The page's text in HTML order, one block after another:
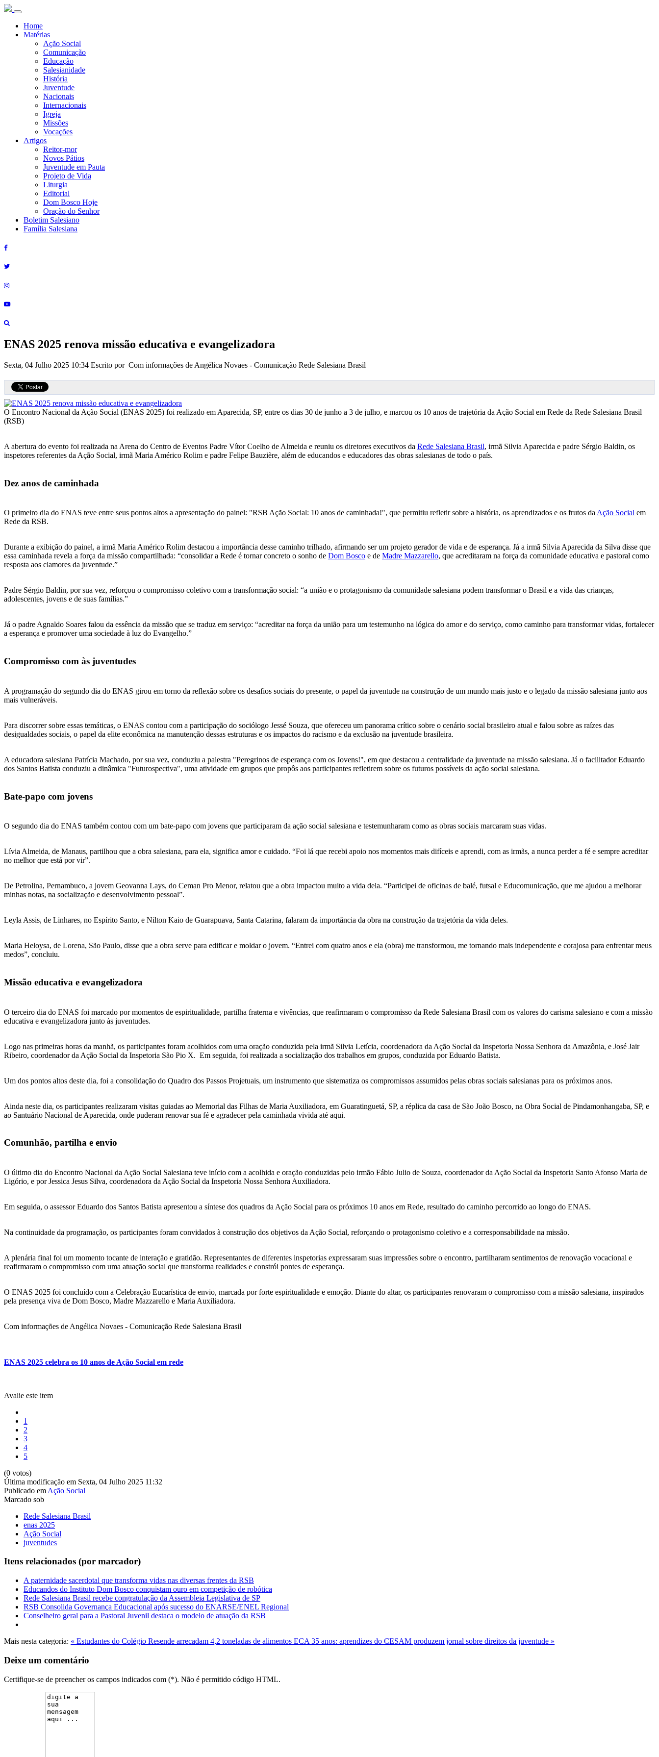
Home
Matérias
Ação Social
Comunicação
Educação
Salesianidade
História
Juventude
Nacionais
Internacionais
Igreja
Missões
Vocações
Artigos
Reitor-mor
Novos Pátios
Juventude em Pauta
Projeto de Vida
Liturgia
Editorial
Dom Bosco Hoje
Oração do Senhor
Boletim Salesiano
Família Salesiana
ENAS 2025 renova missão educativa e evangelizadora
Sexta, 04 Julho 2025 10:34 Escrito por Com informações de Angélica Novaes - Comunicação Rede Salesiana Brasil
O Encontro Nacional da Ação Social (ENAS 2025) foi realizado em Aparecida, SP, entre os dias 30 de junho a 3 de julho, e marcou os 10 anos de trajetória da Ação Social em Rede da Rede Salesiana Brasil
(RSB)
A abertura do evento foi realizada na Arena do Centro de Eventos Padre Vítor Coelho de Almeida e reuniu os diretores executivos da Rede Salesiana Brasil, irmã Silvia Aparecida e padre Sérgio Baldin, os
inspetores referentes da Ação Social, irmã Maria Américo Rolim e padre Felipe Bauzière, além de educandos e educadores das obras salesianas de todo o país.
Dez anos de caminhada
O primeiro dia do ENAS teve entre seus pontos altos a apresentação do painel: "RSB Ação Social: 10 anos de caminhada!", que permitiu refletir sobre a história, os aprendizados e os frutos da Ação Social em
Rede da RSB.
Durante a exibição do painel, a irmã Maria Américo Rolim destacou a importância desse caminho trilhado, afirmando ser um projeto gerador de vida e de esperança. Já a irmã Silvia Aparecida da Silva disse que
essa caminhada revela a força da missão compartilhada: “consolidar a Rede é tornar concreto o sonho de Dom Bosco e de Madre Mazzarello, que acreditaram na força da comunidade educativa e pastoral como
resposta aos clamores da juventude.”
Padre Sérgio Baldin, por sua vez, reforçou o compromisso coletivo com a transformação social: “a união e o protagonismo da comunidade salesiana podem transformar o Brasil e a vida das crianças,
adolescentes, jovens e de suas famílias.”
Já o padre Agnaldo Soares falou da essência da missão que se traduz em serviço: “acreditar na força da união para um testemunho na lógica do amor e do serviço, como caminho para transformar vidas, fortalecer
a esperança e promover uma sociedade à luz do Evangelho.”
Compromisso com às juventudes
A programação do segundo dia do ENAS girou em torno da reflexão sobre os desafios sociais do presente, o papel da juventude na construção de um mundo mais justo e o legado da missão salesiana junto aos
mais vulneráveis.
Para discorrer sobre essas temáticas, o ENAS contou com a participação do sociólogo Jessé Souza, que ofereceu um panorama crítico sobre o cenário social brasileiro atual e falou sobre as raízes das
desigualdades sociais, o papel da elite econômica na manutenção dessas estruturas e os impactos do racismo e da exclusão na juventude brasileira.
A educadora salesiana Patrícia Machado, por sua vez, conduziu a palestra "Peregrinos de esperança com os Jovens!", em que destacou a centralidade da juventude na missão salesiana. Já o facilitador Eduardo
dos Santos Batista conduziu a dinâmica "Futurospectiva", uma atividade em grupos que propôs aos participantes refletirem sobre os futuros possíveis da ação social salesiana.
Bate-papo com jovens
O segundo dia do ENAS também contou com um bate-papo com jovens que participaram da ação social salesiana e testemunharam como as obras sociais marcaram suas vidas.
Lívia Almeida, de Manaus, partilhou que a obra salesiana, para ela, significa amor e cuidado. “Foi lá que recebi apoio nos momentos mais difíceis e aprendi, com as irmãs, a nunca perder a fé e sempre acreditar
no melhor que está por vir”.
De Petrolina, Pernambuco, a jovem Geovanna Lays, do Ceman Pro Menor, relatou que a obra impactou muito a vida dela. “Participei de oficinas de balé, futsal e Educomunicação, que me ajudou a melhorar
minhas notas, na socialização e desenvolvimento pessoal”.
Leyla Assis, de Linhares, no Espírito Santo, e Nilton Kaio de Guarapuava, Santa Catarina, falaram da importância da obra na construção da trajetória da vida deles.
Maria Heloysa, de Lorena, São Paulo, disse que a obra serve para edificar e moldar o jovem. “Entrei com quatro anos e ela (obra) me transformou, me tornando mais independente e corajosa para enfrentar meus
medos”, concluiu.
Missão educativa e evangelizadora
O terceiro dia do ENAS foi marcado por momentos de espiritualidade, partilha fraterna e vivências, que reafirmaram o compromisso da Rede Salesiana Brasil com os valores do carisma salesiano e com a missão
educativa e evangelizadora junto às juventudes.
Logo nas primeiras horas da manhã, os participantes foram acolhidos com uma oração conduzida pela irmã Silvia Letícia, coordenadora da Ação Social da Inspetoria Nossa Senhora da Amazônia, e José Jair
Ribeiro, coordenador da Ação Social da Inspetoria São Pio X. Em seguida, foi realizada a socialização dos trabalhos em grupos, conduzida por Eduardo Batista.
Um dos pontos altos deste dia, foi a consolidação do Quadro dos Passos Projetuais, um instrumento que sistematiza os compromissos assumidos pelas obras sociais salesianas para os próximos anos.
Ainda neste dia, os participantes realizaram visitas guiadas ao Memorial das Filhas de Maria Auxiliadora, em Guaratinguetá, SP, a réplica da casa de São João Bosco, na Obra Social de Pindamonhangaba, SP, e
ao Santuário Nacional de Aparecida, onde puderam renovar sua fé e agradecer pela caminhada vivida até aqui.
Comunhão, partilha e envio
O último dia do Encontro Nacional da Ação Social Salesiana teve início com a acolhida e oração conduzidas pelo irmão Fábio Julio de Souza, coordenador da Ação Social da Inspetoria Santo Afonso Maria de
Ligório, e por Jessica Jesus Silva, coordenadora da Ação Social da Inspetoria Nossa Senhora Auxiliadora.
Em seguida, o assessor Eduardo dos Santos Batista apresentou a síntese dos quadros da Ação Social para os próximos 10 anos em Rede, resultado do caminho percorrido ao longo do ENAS.
Na continuidade da programação, os participantes foram convidados à construção dos objetivos da Ação Social, reforçando o protagonismo coletivo e a corresponsabilidade na missão.
A plenária final foi um momento tocante de interação e gratidão. Representantes de diferentes inspetorias expressaram suas impressões sobre o encontro, partilharam sentimentos de renovação vocacional e
reafirmaram o compromisso com uma atuação social que transforma realidades e constrói pontes de esperança.
O ENAS 2025 foi concluído com a Celebração Eucarística de envio, marcada por forte espiritualidade e emoção. Diante do altar, os participantes renovaram o compromisso com a missão salesiana, inspirados
pela presença viva de Dom Bosco, Madre Mazzarello e Maria Auxiliadora.
Com informações de Angélica Novaes - Comunicação Rede Salesiana Brasil
ENAS 2025 celebra os 10 anos de Ação Social em rede
Avalie este item
1
2
3
4
5
(0 votos)
Última modificação em Sexta, 04 Julho 2025 11:32
Publicado em Ação Social
Marcado sob
Rede Salesiana Brasil
enas 2025
Ação Social
juventudes
Itens relacionados (por marcador)
A paternidade sacerdotal que transforma vidas nas diversas frentes da RSB
Educandos do Instituto Dom Bosco conquistam ouro em competição de robótica
Rede Salesiana Brasil recebe congratulação da Assembleia Legislativa de SP
RSB Consolida Governança Educacional após sucesso do ENARSE/ENEL Regional
Conselheiro geral para a Pastoral Juvenil destaca o modelo de atuação da RSB
Mais nesta categoria: « Estudantes do Colégio Resende arrecadam 4,2 toneladas de alimentos ECA 35 anos: aprendizes do CESAM produzem jornal sobre direitos da juventude »
Deixe um comentário
Certifique-se de preencher os campos indicados com (*). Não é permitido código HTML.